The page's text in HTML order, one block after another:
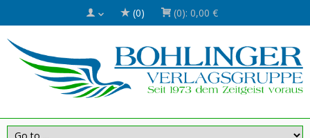
(0) (0): 0,00 €